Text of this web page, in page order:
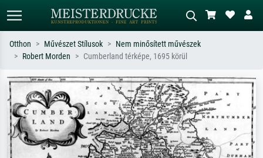
Keressen művész, műcím vagy stílus
szerint – pl. Monet, Csillagos éj,
impresszionizmus, Hokusai-hullám,
akt.
Írja le a jelenetet – pl. zöld rét, sok
piros absztrakt, sötét olajkép, álló akt
egy fa mellett.
Otthon Művészet Stílusok
Nem minősített művészek
Robert Morden
Cumberland térképe, 1695 körül